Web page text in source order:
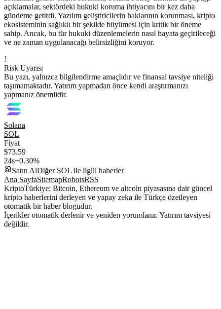
açıklamalar, sektördeki hukuki koruma ihtiyacını bir kez daha
gündeme getirdi. Yazılım geliştiricilerin haklarının korunması, kripto
ekosisteminin sağlıklı bir şekilde büyümesi için kritik bir öneme
sahip. Ancak, bu tür hukuki düzenlemelerin nasıl hayata geçirileceği
ve ne zaman uygulanacağı belirsizliğini koruyor.
!
Risk Uyarısı
Bu yazı, yalnızca bilgilendirme amaçlıdır ve finansal tavsiye niteliği
taşımamaktadır. Yatırım yapmadan önce kendi araştırmanızı
yapmanız önemlidir.
Solana
SOL
Fiyat
$73.59
24s+0.30%
Satın AlDiğer SOL ile ilgili haberler
Ana SayfaSitemapRobotsRSS
KriptoTürkiye; Bitcoin, Ethereum ve altcoin piyasasına dair güncel
kripto haberlerini derleyen ve yapay zeka ile Türkçe özetleyen
otomatik bir haber blogudur.
İçerikler otomatik derlenir ve yeniden yorumlanır. Yatırım tavsiyesi
değildir.